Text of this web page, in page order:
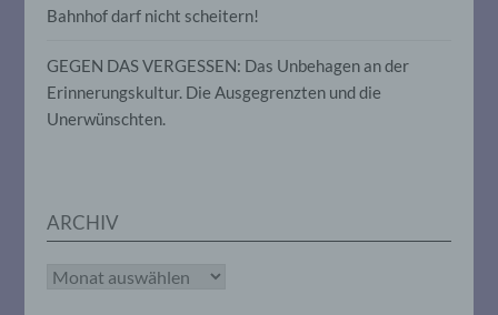
Bahnhof darf nicht scheitern!
GEGEN DAS VERGESSEN: Das Unbehagen an der
Erinnerungskultur. Die Ausgegrenzten und die
Unerwünschten.
ARCHIV
Archiv
f) Pseudonymisierung
Pseudonymisierung ist die Verarbeitung
personenbezogener Daten in einer Weise,
auf welche die personenbezogenen Daten
zusätzlichen Informationen gesondert
aufbewahrt werden und technischen und
unterliegen, die gewährleisten, dass die